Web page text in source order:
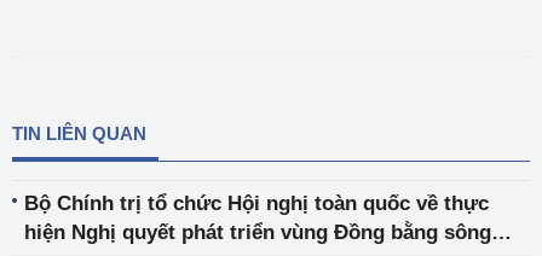
TIN LIÊN QUAN
Bộ Chính trị tổ chức Hội nghị toàn quốc về thực
hiện Nghị quyết phát triển vùng Đồng bằng sông